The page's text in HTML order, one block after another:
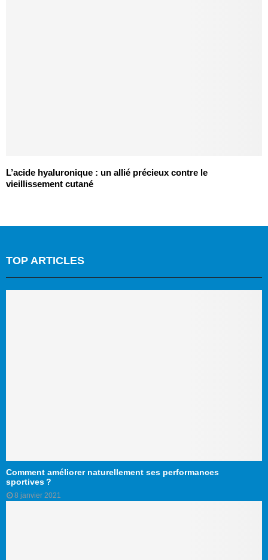
L’acide hyaluronique : un allié précieux contre le
vieillissement cutané
TOP ARTICLES
Comment améliorer naturellement ses performances
sportives ?
8 janvier 2021